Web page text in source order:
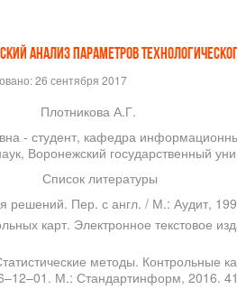
АНАЛИЗ ПАРАМЕТРОВ
26 сентября 2017
Плотникова А.Г.
- студент, кафедра
Воронежский государственный
Список литературы
решений. Пер. с англ. / М.: Аудит,
карт. Электронное текстовое
методы. Контрольные
М.: Стандартинформ, 2016.